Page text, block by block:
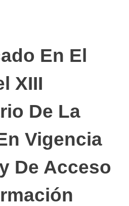
En El
XIII
De La
Vigencia
De Acceso